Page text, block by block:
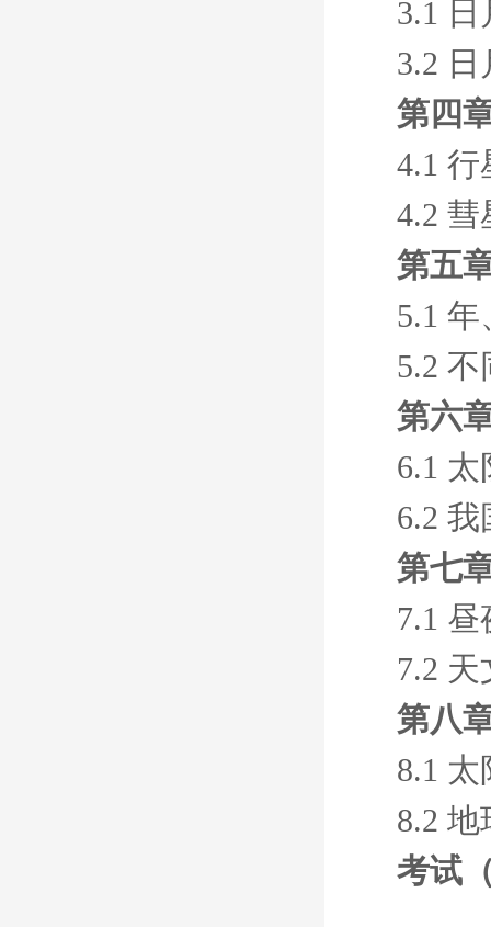
3.1
3.2
第四
4.1
4.2 彗
第五
5.1
5.2
第六
6.1
6.2
第七
7.1
7.2
第八
8.1
8.2
考试